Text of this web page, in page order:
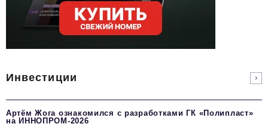
Инвестиции
Артём Жога ознакомился с разработками ГК «Полипласт»
на ИННОПРОМ-2026